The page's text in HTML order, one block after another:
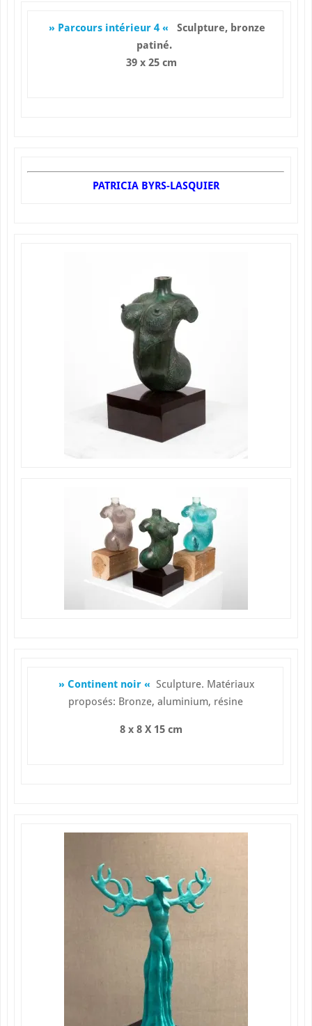
» Parcours intérieur 4 «
Sculpture, bronze
patiné.
39 x 25 cm
PATRICIA BYRS-LASQUIER
» Continent noir « Sculpture. Matériaux
proposés: Bronze, aluminium, résine
8 x 8 X 15 cm